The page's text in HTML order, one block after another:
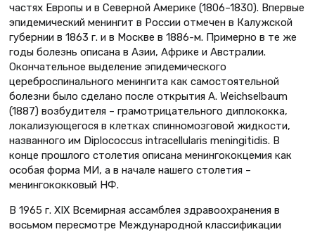
частях Европы и в Северной Америке (1806–1830). Впервые
эпидемический менингит в России отмечен в Калужской
губернии в 1863 г. и в Москве в 1886-м. Примерно в те же
годы болезнь описана в Азии, Африке и Австралии.
Окончательное выделение эпидемического
цереброспинального менингита как самостоятельной
болезни было сделано после открытия A. Weichselbaum
(1887) возбудителя – грамотрицательного диплококка,
локализующегося в клетках спинномозговой жидкости,
названного им Diplococcus intracellularis meningitidis. В
конце прошлого столетия описана менингококцемия как
особая форма МИ, а в начале нашего столетия –
менингококковый НФ.
В 1965 г. XIX Всемирная ассамблея здравоохранения в
восьмом пересмотре Международной классификации